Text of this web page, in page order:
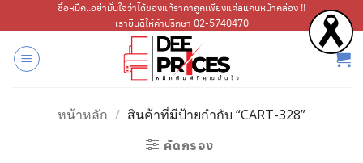
ไป
เนื้อหา
ซื้อหมึก..อย่ามั่นใจว่าได้ของแท้ราคาถูกเพียงแค่สแกนหน้ากล่อง !!
เรายินดีให้คำปรึกษา 02-5740470
หน้าหลัก / สินค้าที่มีป้ายกำกับ “CART-328”
คัดกรอง